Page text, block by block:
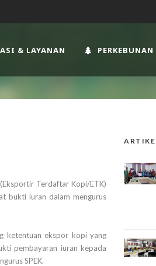
& LAYANAN
Terdaftar Kopi/ETK)
bukti iuran dalam mengurus
ketentuan ekspor kopi yang
pembayaran iuran kepada
SPEK.